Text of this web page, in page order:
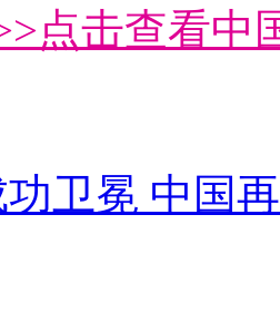
点击查看中
卫冕 中国